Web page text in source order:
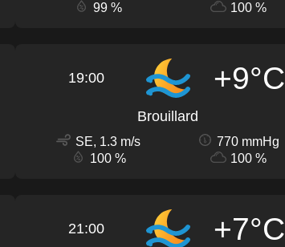
99 %
100 %
19:00 +9°C
Brouillard
SE, 1.3 m/s
770 mmHg
100 %
100 %
21:00 +7°C